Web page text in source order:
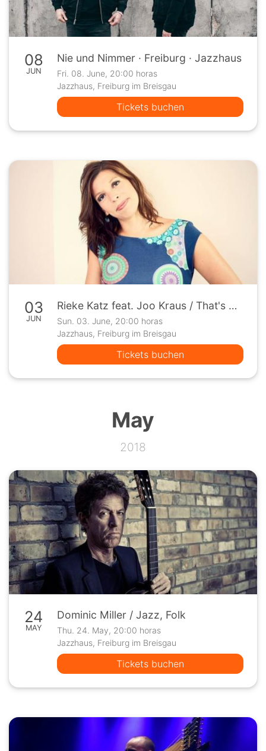
08
JUN
Nie und Nimmer · Freiburg · Jazzhaus
Fri. 08. June, 20:00 horas
Jazzhaus, Freiburg im Breisgau
Tickets buchen
03
JUN
Rieke Katz feat. Joo Kraus / That's Me Release Konzert
Sun. 03. June, 20:00 horas
Jazzhaus, Freiburg im Breisgau
Tickets buchen
May
2018
24
MAY
Dominic Miller / Jazz, Folk
Thu. 24. May, 20:00 horas
Jazzhaus, Freiburg im Breisgau
Tickets buchen